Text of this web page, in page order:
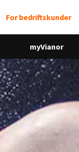
For bedriftskunder
myVianor